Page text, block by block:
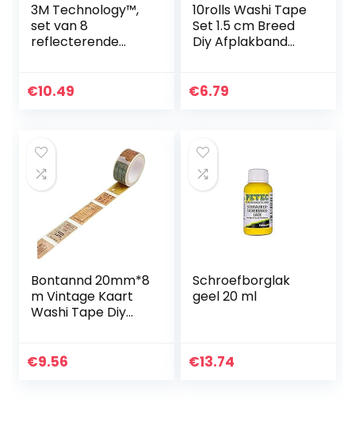
3M Technology™,
set van 8
reflecterende
zwart, motorhelm,
€10.49
10rolls Washi Tape
Set 1.5 cm Breed
Diy Afplakband
Afplakband voor
€6.79
Bontannd 20mm*8
m Vintage Kaart
Washi Tape Diy
Afplakband
€9.56
Schroefborglak
geel 20 ml
€13.74